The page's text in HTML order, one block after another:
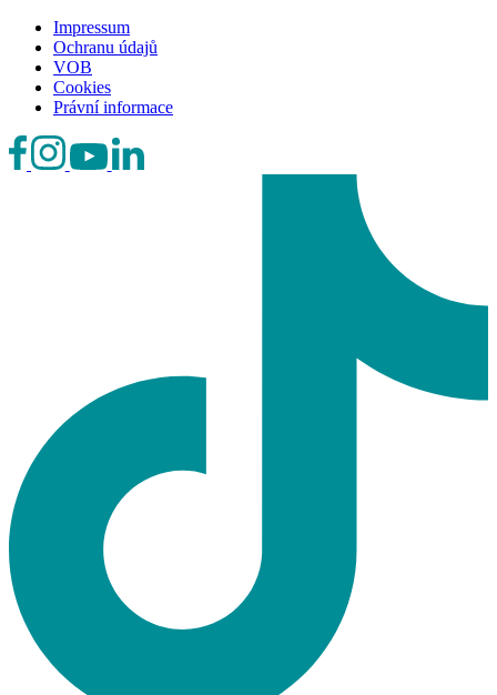
Impressum
Ochranu údajů
VOB
Cookies
Právní informace